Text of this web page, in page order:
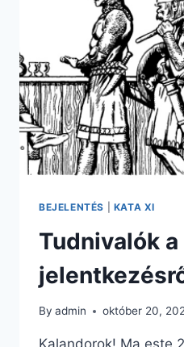
BEJELENTÉS KATA XI
Tudnivalók a
By admin október 20,